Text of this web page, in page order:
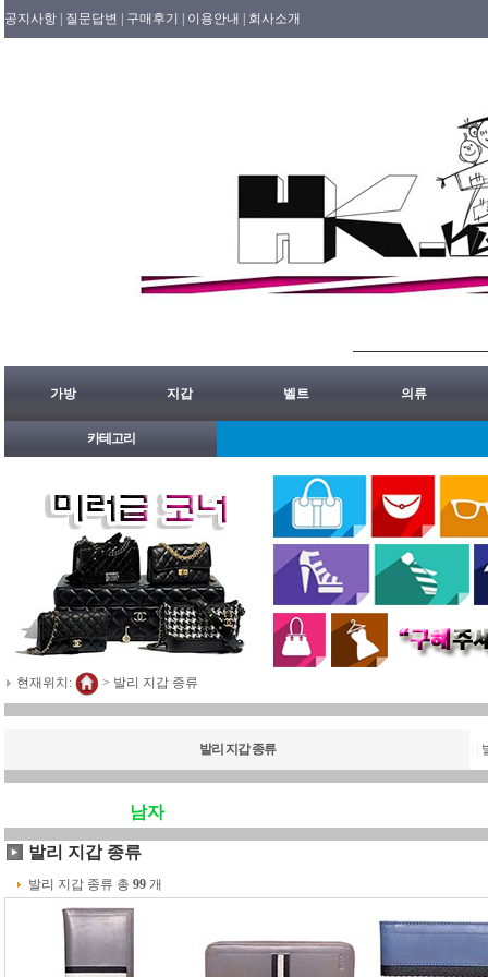
공지사항 | 질문답변 | 구매후기 | 이용안내 | 회사소개
가방 지갑 벨트 의류
카테고리
현재위치: > 발리 지갑 종류
발리 지갑 종류
남자
발리 지갑 종류
발리 지갑 종류 총 99 개